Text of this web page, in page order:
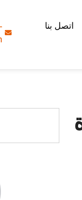
اتصل بنا